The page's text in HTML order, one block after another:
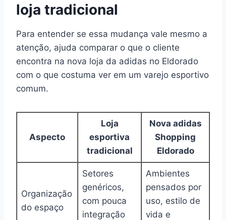
loja tradicional
Para entender se essa mudança vale mesmo a
atenção, ajuda comparar o que o cliente
encontra na nova loja da adidas no Eldorado
com o que costuma ver em um varejo esportivo
comum.
Aspecto
Loja
esportiva
tradicional
Nova adidas
Shopping
Eldorado
Organização
do espaço
Setores
genéricos,
com pouca
integração
Ambientes
pensados por
uso, estilo de
vida e